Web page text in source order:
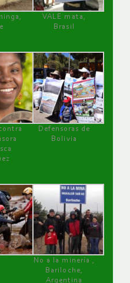
VALE mata,
Brasil
Defensoras de
Bolivia
No a la minería ,
Bariloche,
Argentina